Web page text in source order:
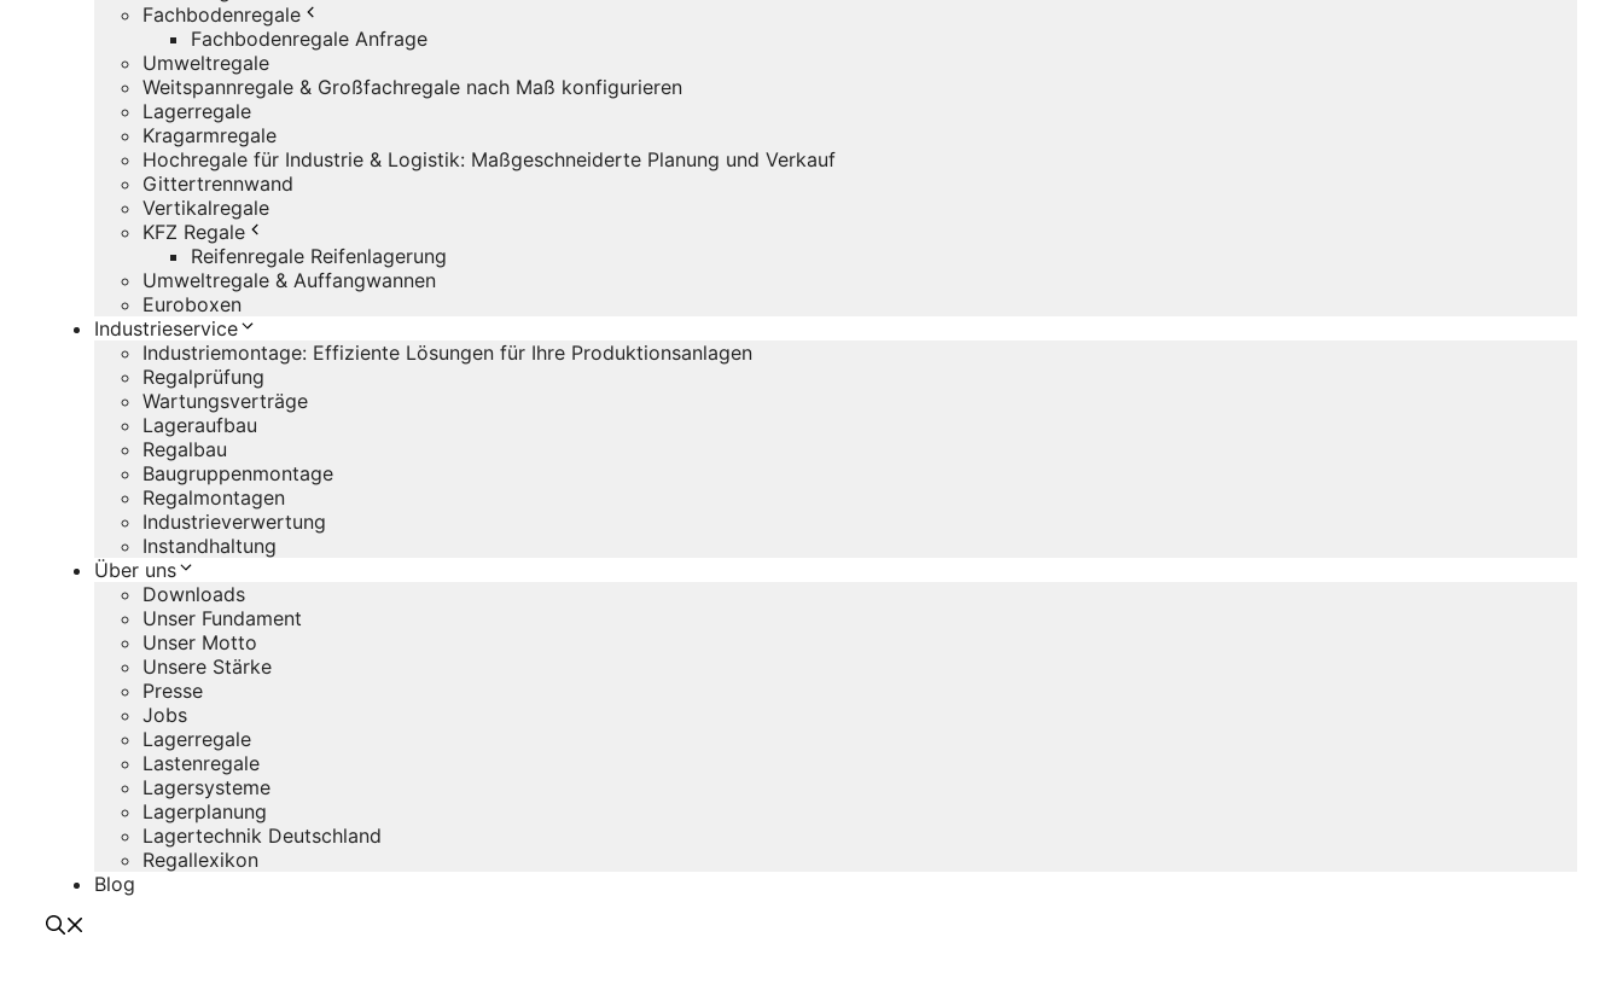
Fachbodenregale
Fachbodenregale Anfrage
Umweltregale
Weitspannregale & Großfachregale nach Maß konfigurieren
Lagerregale
Kragarmregale
Hochregale für Industrie & Logistik: Maßgeschneiderte Planung und Verkauf
Gittertrennwand
Vertikalregale
KFZ Regale
Reifenregale Reifenlagerung
Umweltregale & Auffangwannen
Euroboxen
Industrieservice
Industriemontage: Effiziente Lösungen für Ihre Produktionsanlagen
Regalprüfung
Wartungsverträge
Lageraufbau
Regalbau
Baugruppenmontage
Regalmontagen
Industrieverwertung
Instandhaltung
Über uns
Downloads
Unser Fundament
Unser Motto
Unsere Stärke
Presse
Jobs
Lagerregale
Lastenregale
Lagersysteme
Lagerplanung
Lagertechnik Deutschland
Regallexikon
Blog